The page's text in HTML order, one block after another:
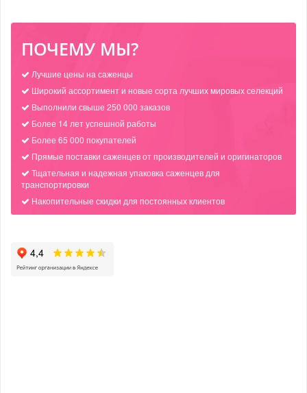
ПОЧЕМУ МЫ?
Лучшие цены на саженцы
Широкий ассортимент и новые сорта лучших мировых селекций
Выполнили свыше 250 000 заказов
Более 14 лет успешной работы
Более 65 000 покупателей
Прямые поставки саженцев от производителей и оригинаторов
Тщательная и надежная упаковка саженцев для
транспортировки
Накопительные скидки для постоянных клиентов